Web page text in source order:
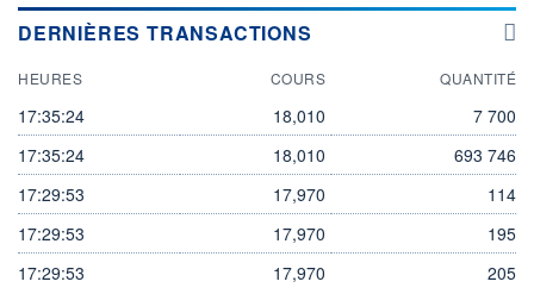
DERNIÈRES TRANSACTIONS
HEURES COURS QUANTITÉ
17:35:24 18,010
7 700
17:35:24
18,010
693 746
17:29:53
17,970
114
17:29:53
17,970
195
17:29:53
17,970 205